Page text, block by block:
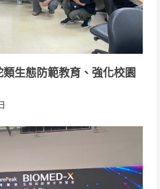
生態防範教育、強化校園